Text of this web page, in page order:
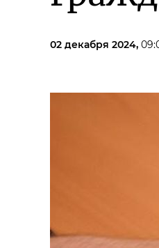
02 декабря 2024,